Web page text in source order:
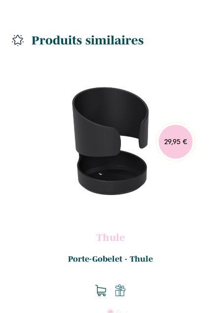
Produits similaires
29,95 €
Thule
Porte-Gobelet - Thule